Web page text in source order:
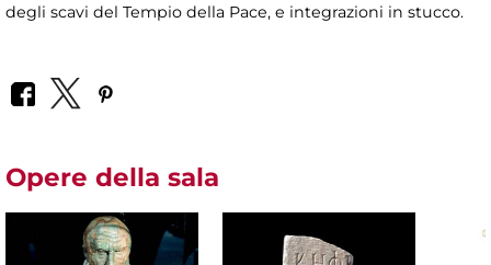
degli scavi del Tempio della Pace, e integrazioni in stucco.
Opere della sala